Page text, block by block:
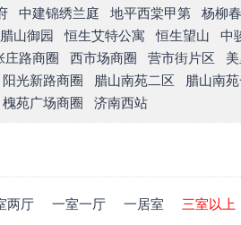
中建锦绣兰庭 地平西棠甲第 杨柳
腊山御园 恒生艾特公寓 恒生望山 中
庄路商圈 西市场商圈 营市街片区
阳光新路商圈 腊山南苑二区 腊山南
槐苑广场商圈 济南西站
两厅 一室一厅 一居室 三室以上